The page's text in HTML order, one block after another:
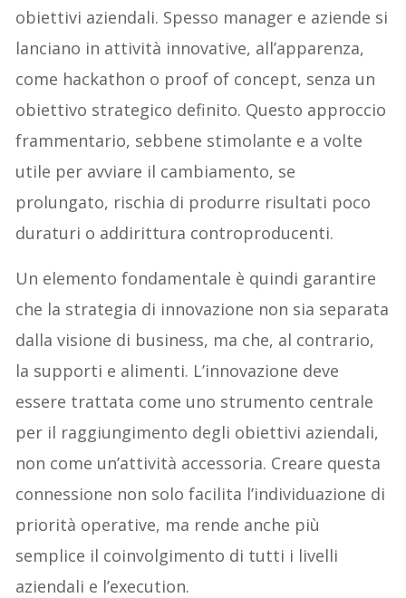
obiettivi aziendali. Spesso manager e aziende si
lanciano in attività innovative, all’apparenza,
come hackathon o proof of concept, senza un
obiettivo strategico definito. Questo approccio
frammentario, sebbene stimolante e a volte
utile per avviare il cambiamento, se
prolungato, rischia di produrre risultati poco
duraturi o addirittura controproducenti.
Un elemento fondamentale è quindi garantire
che la strategia di innovazione non sia separata
dalla visione di business, ma che, al contrario,
la supporti e alimenti. L’innovazione deve
essere trattata come uno strumento centrale
per il raggiungimento degli obiettivi aziendali,
non come un’attività accessoria. Creare questa
connessione non solo facilita l’individuazione di
priorità operative, ma rende anche più
semplice il coinvolgimento di tutti i livelli
aziendali e l’execution.